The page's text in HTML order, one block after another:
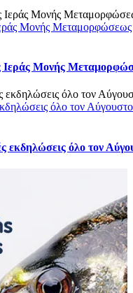
Μονής
Μονής
όλο τον
εκδηλώσεις όλο τον